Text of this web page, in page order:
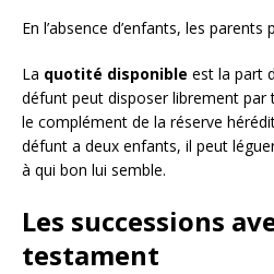
En l’absence d’enfants, les
La quotité disponible est la part
défunt peut disposer librement par
le complément de la réserve
défunt a deux enfants, il peut
à qui bon lui semble.
Les successions
testament